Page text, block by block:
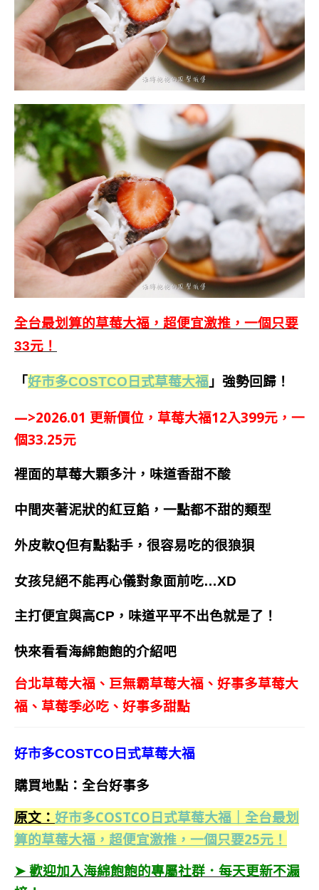
全台最划算的草莓大福，超便宜激推，一個只要
33元！
「好市多COSTCO日式草莓大福 」強勢回歸！
—>2026.01 更新價位，草莓大福12入399元，一
個33.25元
裡面的草莓大顆多汁，味道香甜不酸
中間夾著泥狀的紅豆餡，一點都不甜的類型
外皮軟Q但有點黏手，很容易吃的很狼狽
女孩兒絕不能再心儀對象面前吃…XD
主打便宜與高CP，味道平平不出色就是了！
快來看看海綿飽飽的介紹吧
台北草莓大福、巨無霸草莓大福、好事多草莓大
福、草莓季必吃、好事多甜點
好市多COSTCO日式草莓大福
購買地點：全台好事多
原文： 好市多COSTCO日式草莓大福｜全台最划
算的草莓大福，超便宜激推，一個只要25元！
➤ 歡迎加入海綿飽飽的專屬社群．每天更新不漏